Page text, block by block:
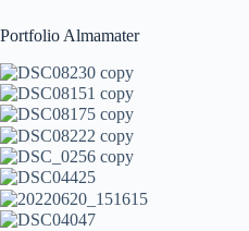
Portfolio Almamater